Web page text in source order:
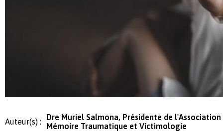
Auteur(s) :
Dre Muriel Salmona, Présidente de l'Association
Mémoire Traumatique et Victimologie